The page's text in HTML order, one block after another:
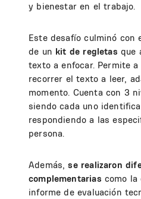
y bienestar en el trabajo.
Este desafío culminó con
de un kit de regletas que
texto a enfocar. Permite
recorrer el texto a leer,
momento. Cuenta con 3
siendo cada uno
respondiendo a las
persona.
Además,se realizaron
complementarias como la
informe de evaluación